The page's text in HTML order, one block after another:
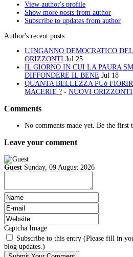
View author's profile
Show more posts from author
Subscribe to updates from author
Author's recent posts
L'INGANNO DEMOCRATICO
ORIZZONTI Jul 25
IL GIORNO IN CUI LA PAURA
DIFFONDERE IL BENE Jul 18
QUANTA BELLEZZA PUò
MACERIE ? - NUOVI ORIZZONTI
Comments
No comments made yet. Be the first
Leave your comment
Guest Sunday, 09 August 2026
Captcha Image
Subscribe to this entry (Please fill in
blog updates.)